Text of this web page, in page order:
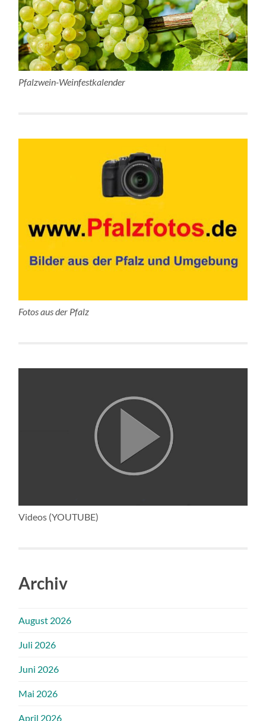
Pfalzwein-Weinfestkalender
Fotos aus der Pfalz
Videos (YOUTUBE)
Archiv
August 2026
Juli 2026
Juni 2026
Mai 2026
April 2026